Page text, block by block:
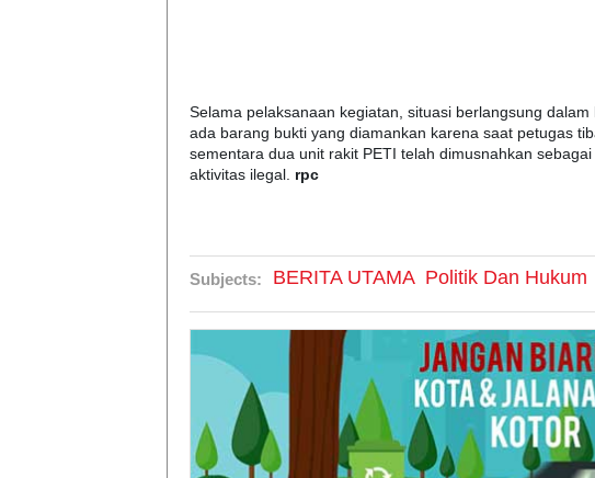
Selama pelaksanaan kegiatan, situasi berlangsung
ada barang bukti yang diamankan karena saat petugas
sementara dua unit rakit PETI telah dimusnahkan
aktivitas ilegal. rpc
Subjects: BERITA UTAMA Politik Dan Hukum